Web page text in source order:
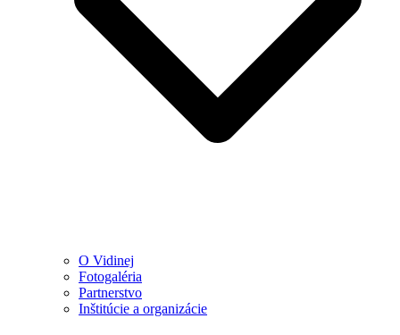
O Vidinej
Fotogaléria
Partnerstvo
Inštitúcie a organizácie